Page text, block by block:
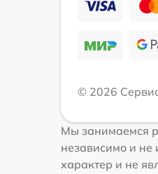
© 2026
Мы занимаемся
независимо и не
характер и не